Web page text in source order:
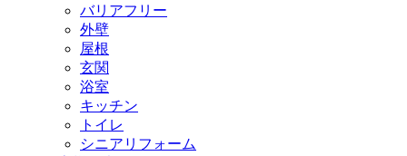
バリアフリー
外壁
屋根
玄関
浴室
キッチン
トイレ
シニアリフォーム